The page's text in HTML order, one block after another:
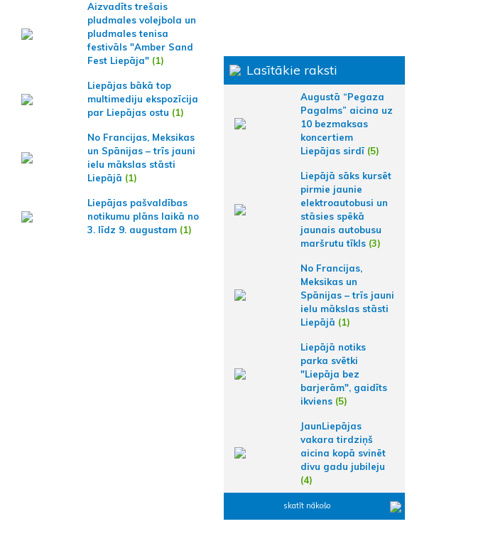
Aizvadīts trešais
pludmales volejbola un
pludmales tenisa
festivāls "Amber Sand
Fest Liepāja" (1)
Liepājas bākā top
multimediju ekspozīcija
par Liepājas ostu (1)
No Francijas, Meksikas
un Spānijas – trīs jauni
ielu mākslas stāsti
Liepājā (1)
Liepājas pašvaldības
notikumu plāns laikā no
3. līdz 9. augustam (1)
Lasītākie raksti
Augustā “Pegaza
Pagalms” aicina uz
10 bezmaksas
koncertiem
Liepājas sirdī (5)
Liepājā sāks kursēt
pirmie jaunie
elektroautobusi un
stāsies spēkā
jaunais autobusu
maršrutu tīkls (3)
No Francijas,
Meksikas un
Spānijas – trīs jauni
ielu mākslas stāsti
Liepājā (1)
Liepājā notiks
parka svētki
"Liepāja bez
barjerām", gaidīts
ikviens (5)
JaunLiepājas
vakara tirdziņš
aicina kopā svinēt
divu gadu jubileju
(4)
skatīt nākošo